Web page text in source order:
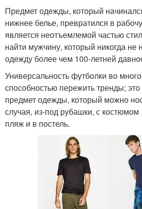
Предмет одежды, который
нижнее белье, превратился в
является неотъемлемой частью
найти мужчину, который никогда не
одежду более чем 100-летней
Универсальность футболки во
способностью пережить тренды;
предмет одежды, который можно
случая, из-под рубашки, с костюмом
пляж и в постель.